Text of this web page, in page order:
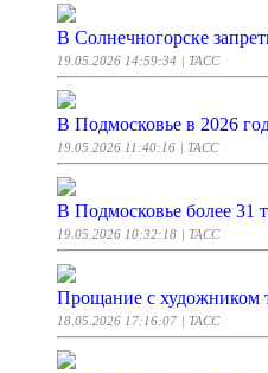
В Солнечногорске
19.05.2026 14:59:34 | ТАСС
В Подмосковье в 2026
19.05.2026 11:40:16 | ТАСС
В Подмосковье более 31
19.05.2026 10:32:18 | ТАСС
Прощание с художником
18.05.2026 17:16:07 | ТАСС